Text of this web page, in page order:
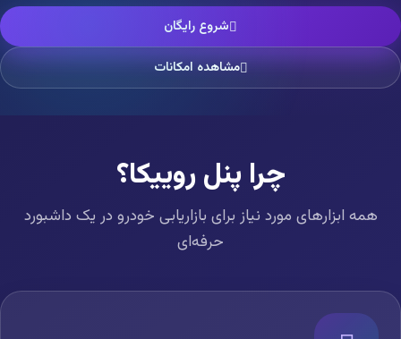
شروع رایگان
مشاهده امکانات
چرا پنل روییکا؟
همه ابزارهای مورد نیاز برای بازاریابی خودرو در یک داشبورد
حرفه‌ای